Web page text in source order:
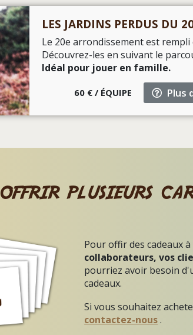
LES JARDINS PERDUS DU
Le 20e arrondissement est rempli
Découvrez-les en suivant le
Idéal pour jouer en famille.
60 € / ÉQUIPE Plus
offrir plusieurs
Pour offir des cadeaux
collaborateurs, vos
pourriez avoir besoin
cadeaux.
Si vous souhaitez
contactez-nous.